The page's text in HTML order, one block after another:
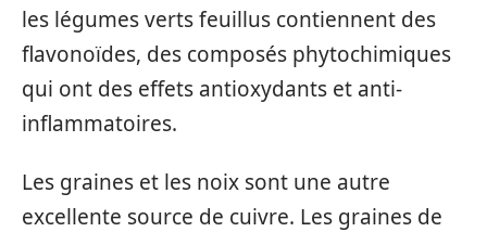
les légumes verts feuillus contiennent des
flavonoïdes, des composés phytochimiques
qui ont des effets antioxydants et anti-
inflammatoires.
Les graines et les noix sont une autre
excellente source de cuivre. Les graines de